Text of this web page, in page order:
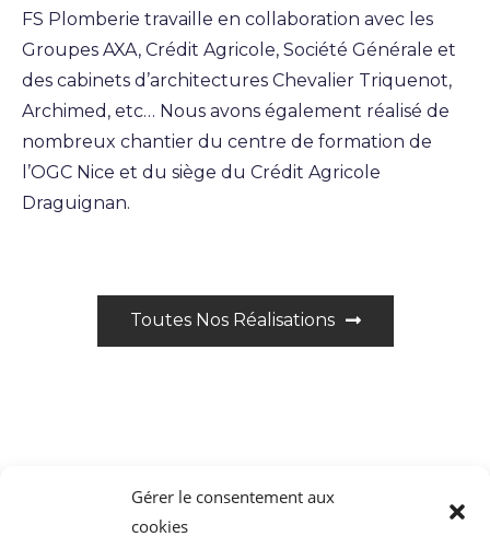
Gérer le consentement aux
cookies
FS Plomberie travaille en collaboration avec les
Groupes AXA, Crédit Agricole, Société Générale et
des cabinets d’architectures Chevalier Triquenot,
Archimed, etc… Nous avons également réalisé de
nombreux chantier du centre de formation de
l’OGC Nice et du siège du Crédit Agricole
Draguignan.
Toutes Nos Réalisations